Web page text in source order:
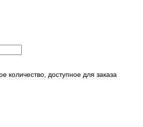
количество, доступное для заказа